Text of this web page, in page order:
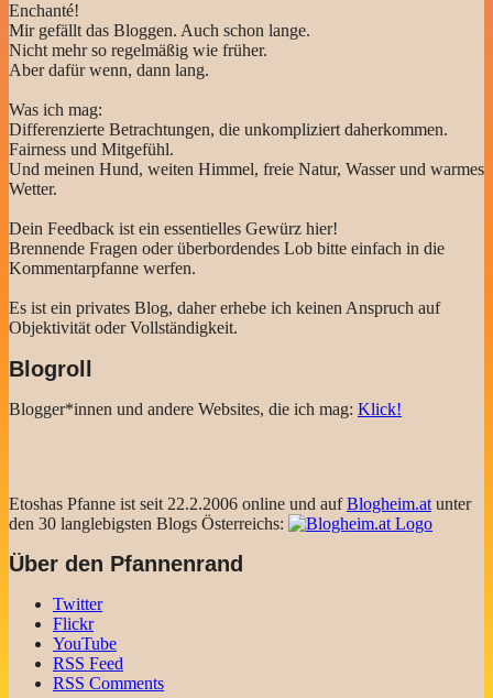
Enchanté!
Mir gefällt das Bloggen. Auch schon lange.
Nicht mehr so regelmäßig wie früher.
Aber dafür wenn, dann lang.
Was ich mag:
Differenzierte Betrachtungen, die unkompliziert daherkommen.
Fairness und Mitgefühl.
Und meinen Hund, weiten Himmel, freie Natur, Wasser und warmes
Wetter.
Dein Feedback ist ein essentielles Gewürz hier!
Brennende Fragen oder überbordendes Lob bitte einfach in die
Kommentarpfanne werfen.
Es ist ein privates Blog, daher erhebe ich keinen Anspruch auf
Objektivität oder Vollständigkeit.
Blogroll
Blogger*innen und andere Websites, die ich mag: Klick!
Etoshas Pfanne ist seit 22.2.2006 online und aufBlogheim.at unter
den 30 langlebigsten Blogs Österreichs:
Über den Pfannenrand
Twitter
Flickr
YouTube
RSS Feed
RSS Comments